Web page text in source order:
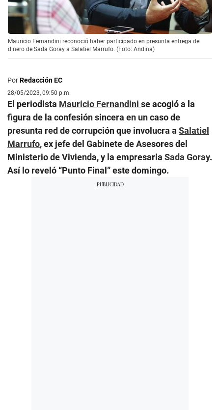
Mauricio Fernandini reconoció haber participado en presunta entrega de
dinero de Sada Goray a Salatiel Marrufo. (Foto: Andina)
PorRedacción EC
28/05/2023, 09:50 p.m.
El periodista Mauricio Fernandini se acogió a la
figura de la confesión sincera en un caso de
presunta red de corrupción que involucra a Salatiel
Marrufo, ex jefe del Gabinete de Asesores del
Ministerio de Vivienda, y la empresaria Sada Goray.
Así lo reveló “Punto Final” este domingo.